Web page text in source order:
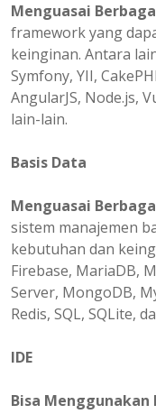
Menguasai
framework yang
keinginan. Antara
Symfony, YII,
AngularJS, Node.js,
lain-lain.
Basis Data
Menguasai
sistem manajemen
kebutuhan dan
Firebase, MariaDB,
Server, MongoDB,
Redis, SQL, SQLite,
IDE
Bisa